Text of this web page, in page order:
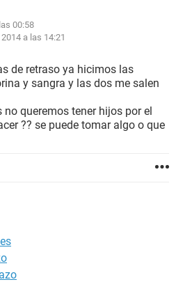
00:58
a las 14:21
de retraso ya hicimos las
y sangra y las dos me salen
queremos tener hijos por el
?? se puede tomar algo o que